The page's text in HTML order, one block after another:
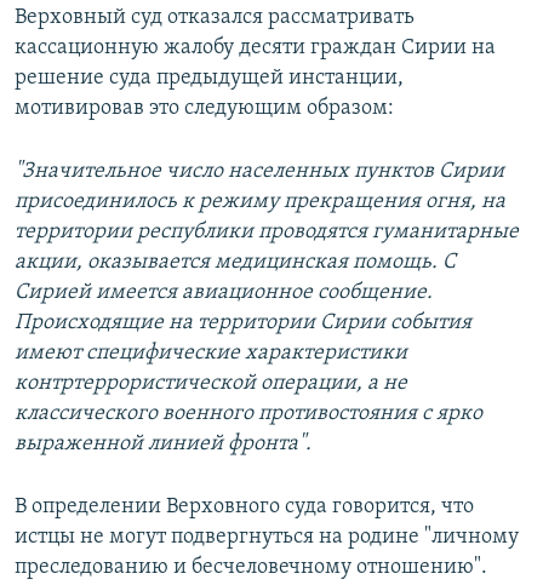
Верховный суд отказался рассматривать
кассационную жалобу десяти граждан Сирии на
решение суда предыдущей инстанции,
мотивировав это следующим образом:
"Значительное число населенных пунктов Сирии
присоединилось к режиму прекращения огня, на
территории республики проводятся гуманитарные
акции, оказывается медицинская помощь. С
Сирией имеется авиационное сообщение.
Происходящие на территории Сирии события
имеют специфические характеристики
контртеррористической операции, а не
классического военного противостояния с ярко
выраженной линией фронта".
В определении Верховного суда говорится, что
истцы не могут подвергнуться на родине "личному
преследованию и бесчеловечному отношению".